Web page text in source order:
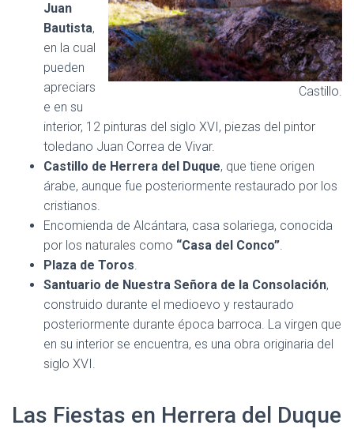
Castillo.
Juan
Bautista,
en la cual
pueden
apreciars
e en su
interior, 12 pinturas del siglo XVI, piezas del pintor
toledano Juan Correa de Vivar.
Castillo de Herrera del Duque, que tiene origen
árabe, aunque fue posteriormente restaurado por los
cristianos.
Encomienda de Alcántara, casa solariega, conocida
por los naturales como “Casa del Conco”.
Plaza de Toros.
Santuario de Nuestra Señora de la Consolación,
construido durante el medioevo y restaurado
posteriormente durante época barroca. La virgen que
en su interior se encuentra, es una obra originaria del
siglo XVI.
Las Fiestas en Herrera del Duque